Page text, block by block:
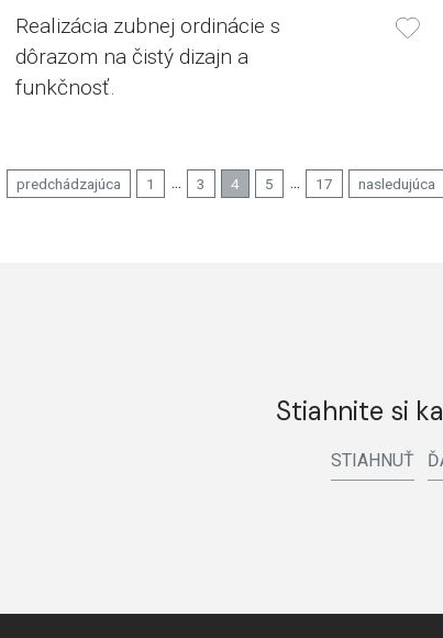
Realizácia zubnej ordinácie s
dôrazom na čistý dizajn a
funkčnosť.
predchádzajúca 1 ... 3 4 5 ... 17 nasledujúca
Stiahnite si
STIAHNUŤ